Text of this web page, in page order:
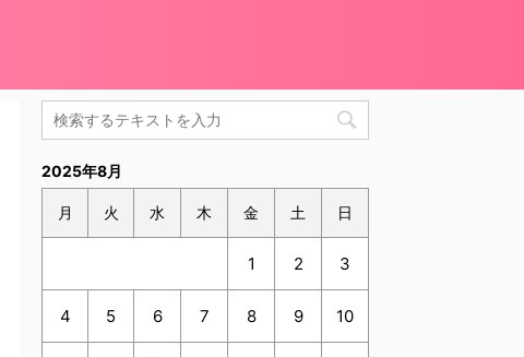
2025年8月
月 火 水 木 金 土 日
1 2 3
4 5 6 7 8 9 10